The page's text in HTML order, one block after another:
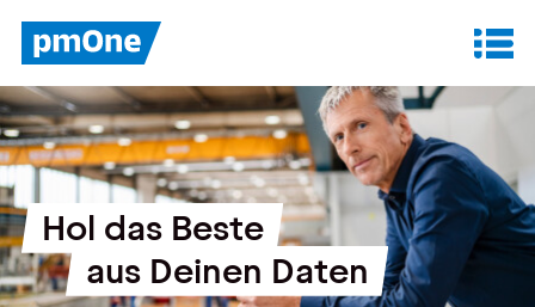
Hol das Beste
aus Deinen Daten
Unser Angebot
Datenanalyse & Reporting
Finanzplanung & Controlling
IT-Betrieb & Support